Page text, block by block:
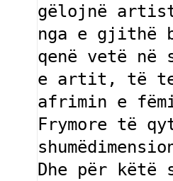
gëlojnë
nga e gjithë
qenë vetë në
e artit, të
afrimin e
Frymore të
Dhe për